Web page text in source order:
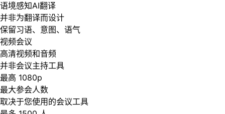
语境感知AI翻译
并非为翻译而设计
保留习语、意图、语气
视频会议
高清视频和音频
并非会议主持工具
最高 1080p
最大参会人数
取决于您使用的会议工具